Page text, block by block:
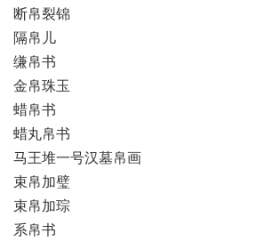
断帛裂锦
隔帛儿
缣帛书
金帛珠玉
蜡帛书
蜡丸帛书
马王堆一号汉墓帛画
束帛加璧
束帛加琮
系帛书